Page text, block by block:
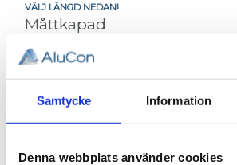
Samtycke Information
Denna webbplats använder cookies
VÄLJ LÄNGD NEDAN!
Antal